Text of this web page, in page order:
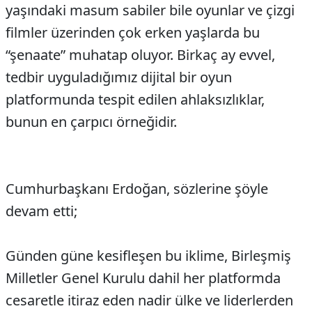
yaşındaki masum sabiler bile oyunlar ve çizgi
filmler üzerinden çok erken yaşlarda bu
“şenaate” muhatap oluyor. Birkaç ay evvel,
tedbir uyguladığımız dijital bir oyun
platformunda tespit edilen ahlaksızlıklar,
bunun en çarpıcı örneğidir.
Cumhurbaşkanı Erdoğan, sözlerine şöyle
devam etti;
Günden güne kesifleşen bu iklime, Birleşmiş
Milletler Genel Kurulu dahil her platformda
cesaretle itiraz eden nadir ülke ve liderlerden